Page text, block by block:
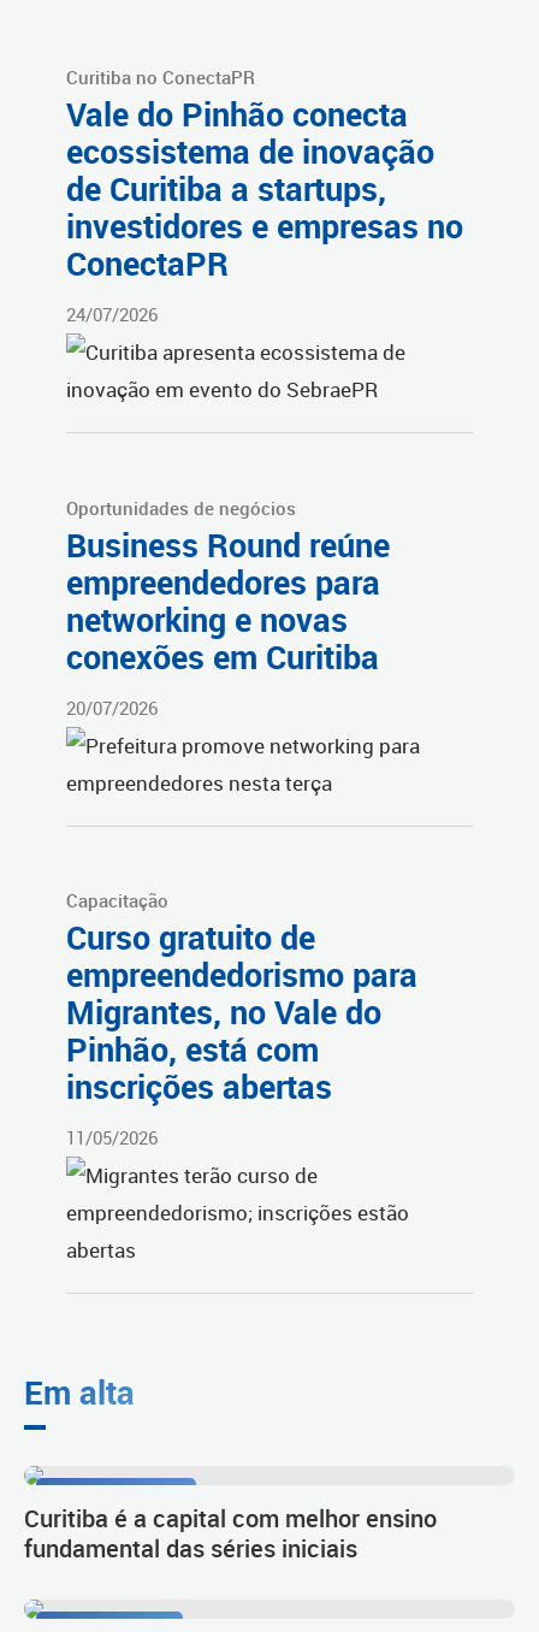
Curitiba no ConectaPR
Vale do Pinhão conecta
ecossistema de inovação
de Curitiba a startups,
investidores e empresas no
ConectaPR
24/07/2026
Oportunidades de negócios
Business Round reúne
empreendedores para
networking e novas
conexões em Curitiba
20/07/2026
Capacitação
Curso gratuito de
empreendedorismo para
Migrantes, no Vale do
Pinhão, está com
inscrições abertas
11/05/2026
Em alta
Curitiba é a capital com melhor ensino
fundamental das séries iniciais